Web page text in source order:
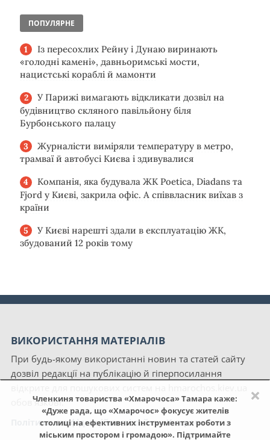
×
Членкиня товариства «Хмарочоса» Тамара каже:
«Дуже рада, що «Хмарочос» фокусує жителів
столиці на ефективних інструментах роботи з
міським простором і громадою». Підтримайте
ПОПУЛЯРНЕ
Із пересохлих Рейну і Дунаю виринають
«голодні камені», давньоримські мости,
нацистські кораблі й мамонти
У Парижі вимагають відкликати дозвіл на
будівництво скляного павільйону біля
Бурбонського палацу
Журналісти виміряли температуру в метро,
трамваї й автобусі Києва і здивувалися
Компанія, яка будувала ЖК Poetica, Diadans та
Fjord у Києві, закрила офіс. А співвласник виїхав з
країни
У Києві нарешті здали в експлуатацію ЖК,
збудований 12 років тому
ВИКОРИСТАННЯ МАТЕРІАЛІВ
При будь-якому використанні новин та статей сайту
дозвіл редакції на публікацію й гіперпосилання
обов'язкові.
Політика конфіденційності сайту «Хмарочос»